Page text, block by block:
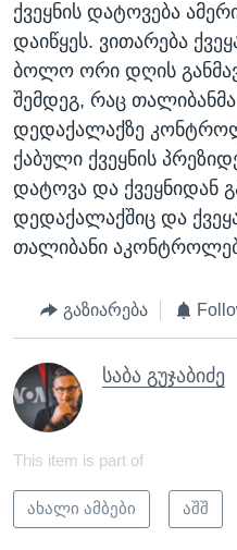
ქვეყნის დატოვება
დაიწყეს. ვითარება
ბოლო ორი დღის
შემდეგ, რაც
დედაქალაქზე
ქაბული ქვეყნის
დატოვა და ქვეყნიდან
დედაქალაქშიც და
თალიბანი
გაზიარება
საბა გუჯაბიძე
This item is part of
ახალი ამბები აშშ